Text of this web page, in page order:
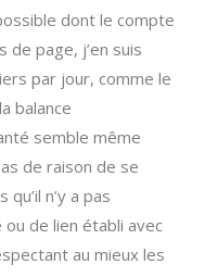
dont le compte
de page, j’en suis
par jour, comme le
balance
semble même
de raison de se
n’y a pas
ou de lien établi avec
au mieux les